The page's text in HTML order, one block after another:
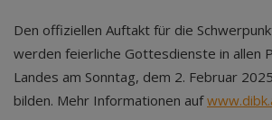
Den offiziellen Auftakt für die
werden feierliche Gottesdienste in allen
Landes am Sonntag, dem 2. Februar
bilden. Mehr Informationen auf